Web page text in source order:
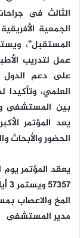
الثالث فى
الجمعية
المستقبل”،
عمل لتدريب
على دعم الدول
العلمي، وتأكيدا
بين المستشفى
يعد المؤتمر
الحضور والأبحاث
مدير المستشفى